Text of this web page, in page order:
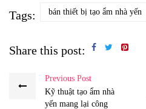
Tags: bán thiết bị tạo ẩm nhà yến
Share this post:
Previous Post
Kỹ thuật tạo ẩm nhà
yến mang lại công